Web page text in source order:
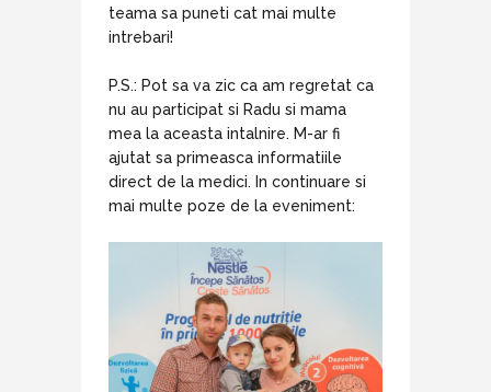
teama sa puneti cat mai multe
intrebari!
P.S.: Pot sa va zic ca am regretat ca
nu au participat si Radu si mama
mea la aceasta intalnire. M-ar fi
ajutat sa primeasca informatiile
direct de la medici. In continuare si
mai multe poze de la eveniment: